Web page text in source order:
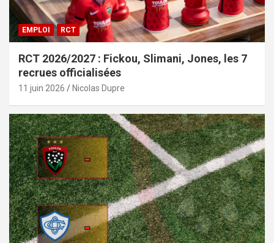
EMPLOI RCT
RCT 2026/2027 : Fickou, Slimani, Jones, les 7
recrues officialisées
11 juin 2026 Nicolas Dupre